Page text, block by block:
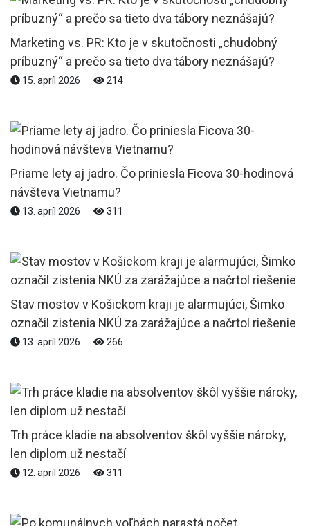
Marketing vs. PR: Kto je v skutočnosti „chudobný
príbuzný“ a prečo sa tieto dva tábory neznášajú?
15. apríl 2026 214
Priame lety aj jadro. Čo priniesla Ficova 30-hodinová
návšteva Vietnamu?
13. apríl 2026 311
Stav mostov v Košickom kraji je alarmujúci, Šimko
označil zistenia NKÚ za zarážajúce a načrtol riešenie
13. apríl 2026 266
Trh práce kladie na absolventov škôl vyššie nároky,
len diplom už nestačí
12. apríl 2026 311